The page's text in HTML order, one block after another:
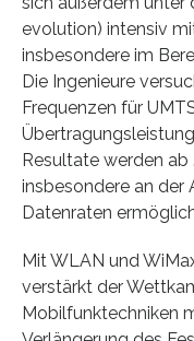
evolution) intensiv
insbesondere im
Die Ingenieure
Frequenzen für
Resultate werden
insbesondere an der
Datenraten
Mit WLAN und
verstärkt der
Mobilfunktechniken